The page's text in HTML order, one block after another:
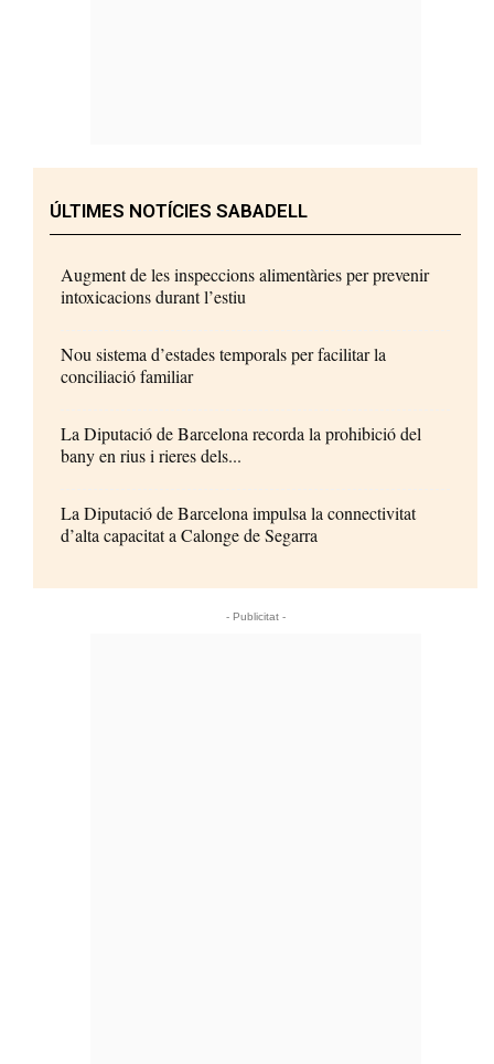
ÚLTIMES NOTÍCIES SABADELL
Augment de les inspeccions alimentàries per prevenir
intoxicacions durant l’estiu
Nou sistema d’estades temporals per facilitar la
conciliació familiar
La Diputació de Barcelona recorda la prohibició del
bany en rius i rieres dels...
La Diputació de Barcelona impulsa la connectivitat
d’alta capacitat a Calonge de Segarra
- Publicitat -